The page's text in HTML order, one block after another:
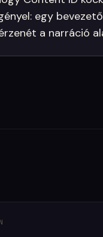
egy
a narráció